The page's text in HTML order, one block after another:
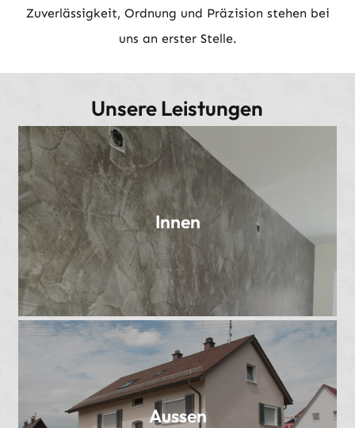
Zuverlässigkeit, Ordnung und Präzision stehen bei
uns an erster Stelle.
Unsere Leistungen
Innen
Aussen